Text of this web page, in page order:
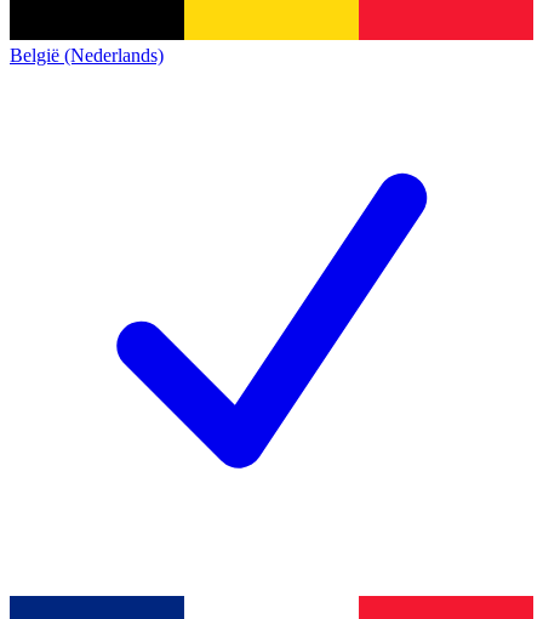
België (Nederlands)